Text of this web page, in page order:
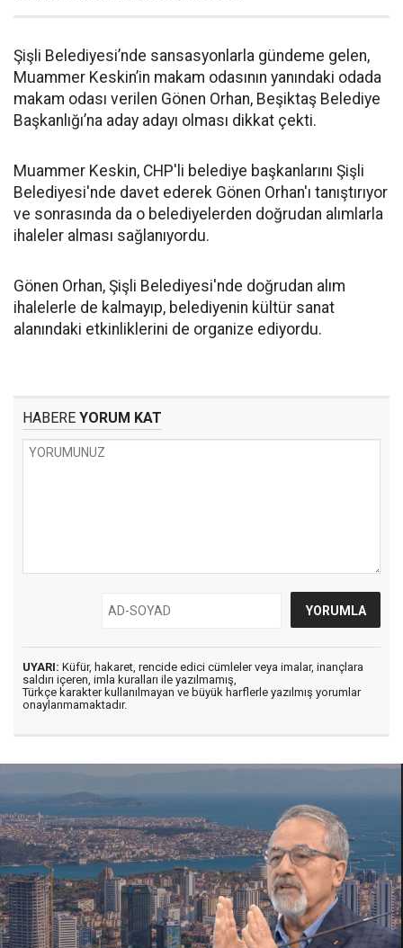
Şişli Belediyesi’nde sansasyonlarla gündeme gelen,
Muammer Keskin’in makam odasının yanındaki odada
makam odası verilen Gönen Orhan, Beşiktaş Belediye
Başkanlığı’na aday adayı olması dikkat çekti.
Muammer Keskin, CHP'li belediye başkanlarını Şişli
Belediyesi'nde davet ederek Gönen Orhan'ı tanıştırıyor
ve sonrasında da o belediyelerden doğrudan alımlarla
ihaleler alması sağlanıyordu.
Gönen Orhan, Şişli Belediyesi'nde doğrudan alım
ihalelerle de kalmayıp, belediyenin kültür sanat
alanındaki etkinliklerini de organize ediyordu.
HABERE YORUM KAT
UYARI: Küfür, hakaret, rencide edici cümleler veya imalar, inançlara
saldırı içeren, imla kuralları ile yazılmamış,
Türkçe karakter kullanılmayan ve büyük harflerle yazılmış yorumlar
onaylanmamaktadır.